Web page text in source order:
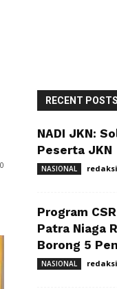
0
RECENT POSTS
NADI JKN:
Peserta JKN
NASIONAL redaksi
Program
Patra Niaga
Borong 5
NASIONAL redaksi